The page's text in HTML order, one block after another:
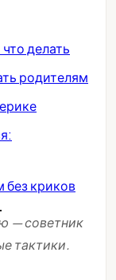
делать
родителям
без криков
— советник
тактики.